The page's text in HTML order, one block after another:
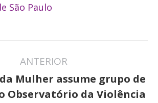
São Paulo
ANTERIOR
Post
Mulher assume grupo de
Observatório da Violência